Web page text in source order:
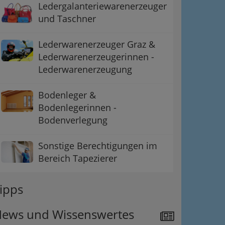
Ledergalanteriewarenerzeuger
und Taschner
Lederwarenerzeuger Graz &
Lederwarenerzeugerinnen -
Lederwarenerzeugung
Bodenleger &
Bodenlegerinnen -
Bodenverlegung
Sonstige Berechtigungen im
Bereich Tapezierer
und Wissenswertes